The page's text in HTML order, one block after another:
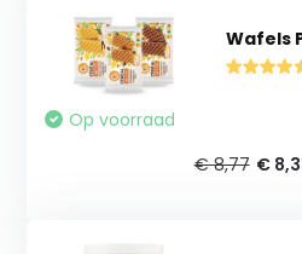
Wafels
Op voorraad
€ 8,77 €